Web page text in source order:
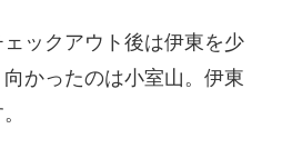
ックアウト後は伊東を少
かったのは小室山。伊東